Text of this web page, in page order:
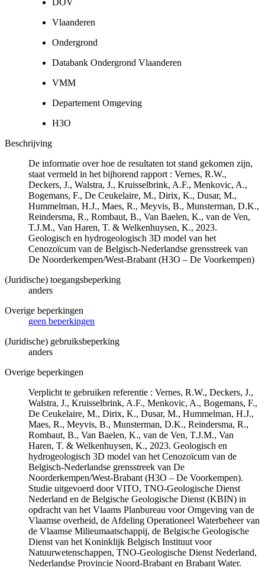
Vlaanderen
Ondergrond
Databank Ondergrond Vlaanderen
VMM
Departement Omgeving
H3O
Beschrijving
De informatie over hoe de resultaten tot stand gekomen zijn,
staat vermeld in het bijhorend rapport : Vernes, R.W.,
Deckers, J., Walstra, J., Kruisselbrink, A.F., Menkovic, A.,
Bogemans, F., De Ceukelaire, M., Dirix, K., Dusar, M.,
Hummelman, H.J., Maes, R., Meyvis, B., Munsterman, D.K.,
Reindersma, R., Rombaut, B., Van Baelen, K., van de Ven,
T.J.M., Van Haren, T. & Welkenhuysen, K., 2023.
Geologisch en hydrogeologisch 3D model van het
Cenozoïcum van de Belgisch-Nederlandse grensstreek van
De Noorderkempen/West-Brabant (H3O – De Voorkempen)
(Juridische) toegangsbeperking
anders
Overige beperkingen
geen beperkingen
(Juridische) gebruiksbeperking
anders
Overige beperkingen
Verplicht te gebruiken referentie : Vernes, R.W., Deckers, J.,
Walstra, J., Kruisselbrink, A.F., Menkovic, A., Bogemans, F.,
De Ceukelaire, M., Dirix, K., Dusar, M., Hummelman, H.J.,
Maes, R., Meyvis, B., Munsterman, D.K., Reindersma, R.,
Rombaut, B., Van Baelen, K., van de Ven, T.J.M., Van
Haren, T. & Welkenhuysen, K., 2023. Geologisch en
hydrogeologisch 3D model van het Cenozoïcum van de
Belgisch-Nederlandse grensstreek van De
Noorderkempen/West-Brabant (H3O – De Voorkempen).
Studie uitgevoerd door VITO, TNO-Geologische Dienst
Nederland en de Belgische Geologische Dienst (KBIN) in
opdracht van het Vlaams Planbureau voor Omgeving van de
Vlaamse overheid, de Afdeling Operationeel Waterbeheer van
de Vlaamse Milieumaatschappij, de Belgische Geologische
Dienst van het Koninklijk Belgisch Instituut voor
Natuurwetenschappen, TNO-Geologische Dienst Nederland,
Nederlandse Provincie Noord-Brabant en Brabant Water.